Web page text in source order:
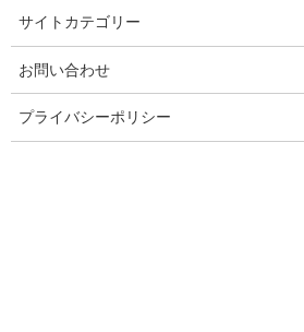
コメントを残す
サイトカテゴリー
お問い合わせ
プライバシーポリシー